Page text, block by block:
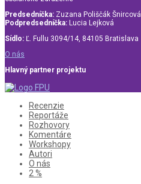
Predsedníčka: Zuzana Poliščák Šnircová
Podpredsedníčka: Lucia Lejková
Sídlo: Ľ. Fullu 3094/14, 84105 Bratislava
O nás
Hlavný partner projektu
Recenzie
Reportáže
Rozhovory
Komentáre
Workshopy
Autori
O nás
2 %